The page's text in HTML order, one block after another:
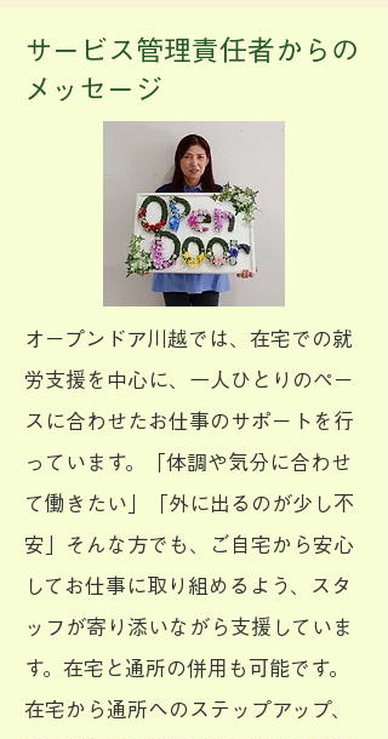
​サービス管理責任者からの
メッセージ
オープンドア川越では、在宅での就
労支援を中心に、一人ひとりのペー
スに合わせたお仕事のサポートを行
っています。「体調や気分に合わせ
て働きたい」「外に出るのが少し不
安」そんな方でも、ご自宅から安心
してお仕事に取り組めるよう、スタ
ッフが寄り添いながら支援していま
す。在宅と通所の併用も可能です。
在宅から通所へのステップアップ、